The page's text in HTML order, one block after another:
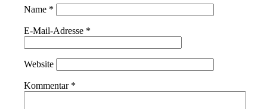
Name *
E-Mail-Adresse *
Website
Kommentar *